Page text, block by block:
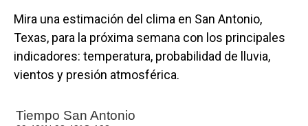
Mira una estimación del clima en San Antonio,
Texas, para la próxima semana con los principales
indicadores: temperatura, probabilidad de lluvia,
vientos y presión atmosférica.